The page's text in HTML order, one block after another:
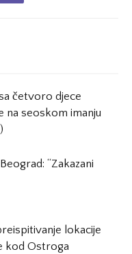
četvoro djece
na seoskom imanju
“Zakazani
lokacije
kod Ostroga